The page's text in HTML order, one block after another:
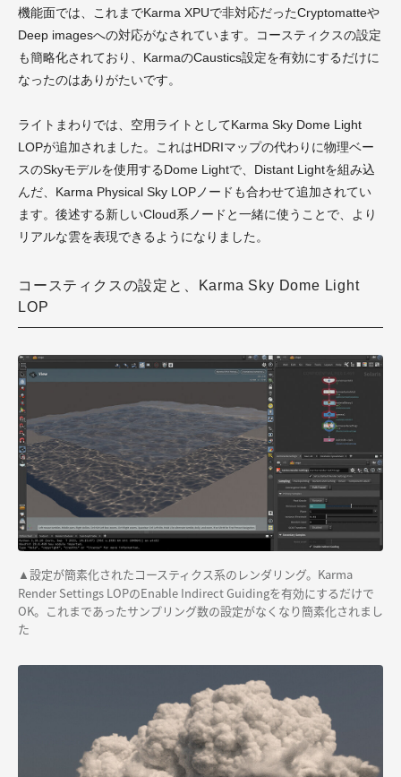
機能面では、これまでKarma XPUで非対応だったCryptomatteや
Deep imagesへの対応がなされています。コースティクスの設定
も簡略化されており、KarmaのCaustics設定を有効にするだけに
なったのはありがたいです。
ライトまわりでは、空用ライトとしてKarma Sky Dome Light
LOPが追加されました。これはHDRIマップの代わりに物理ベー
スのSkyモデルを使用するDome Lightで、Distant Lightを組み込
んだ、Karma Physical Sky LOPノードも合わせて追加されてい
ます。後述する新しいCloud系ノードと一緒に使うことで、より
リアルな雲を表現できるようになりました。
コースティクスの設定と、Karma Sky Dome Light
LOP
▲ 設定が簡素化されたコースティクス系のレンダリング。Karma
Render Settings LOPのEnable Indirect Guidingを有効にするだけで
OK。これまであったサンプリング数の設定がなくなり簡素化されまし
た